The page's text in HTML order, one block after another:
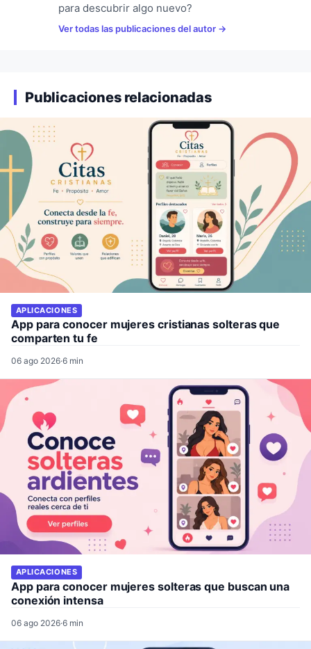
para descubrir algo nuevo?
Ver todas las publicaciones del autor
Publicaciones relacionadas
APLICACIONES
App para conocer mujeres cristianas solteras que
comparten tu fe
06 ago 2026·6 min
APLICACIONES
App para conocer mujeres solteras que buscan una
conexión intensa
06 ago 2026·6 min